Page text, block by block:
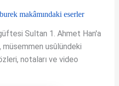
makâmındaki eserler
Sultan 1. Ahmet Han'a
müsemmen usûlündeki
notaları ve video